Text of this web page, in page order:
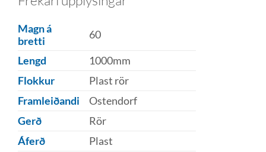
Magn á
bretti
60
Lengd
1000mm
Flokkur
Plast rör
Framleiðandi
Ostendorf
Gerð
Rör
Áferð
Plast